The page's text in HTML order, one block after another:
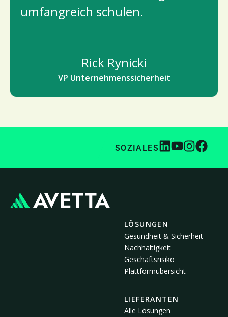
umfangreich schulen.
Rick Rynicki
VP Unternehmenssicherheit
SOZIALES
LÖSUNGEN
Gesundheit & Sicherheit
Nachhaltigkeit
Geschäftsrisiko
Plattformübersicht
LIEFERANTEN
Alle Lösungen